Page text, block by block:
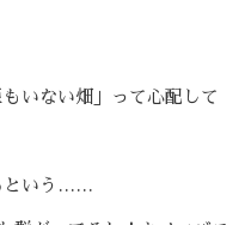
いない畑」って心配して
という……